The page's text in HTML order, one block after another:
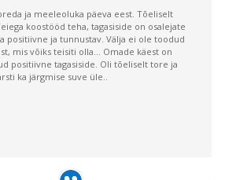
ja meeleoluka päeva eest. Tõeliselt
koostööd teha, tagasiside on osalejate
positiivne ja tunnustav. Välja ei ole toodud
mis võiks teisiti olla… Omade käest on
positiivne tagasiside. Oli tõeliselt tore ja
ka järgmise suve üle..